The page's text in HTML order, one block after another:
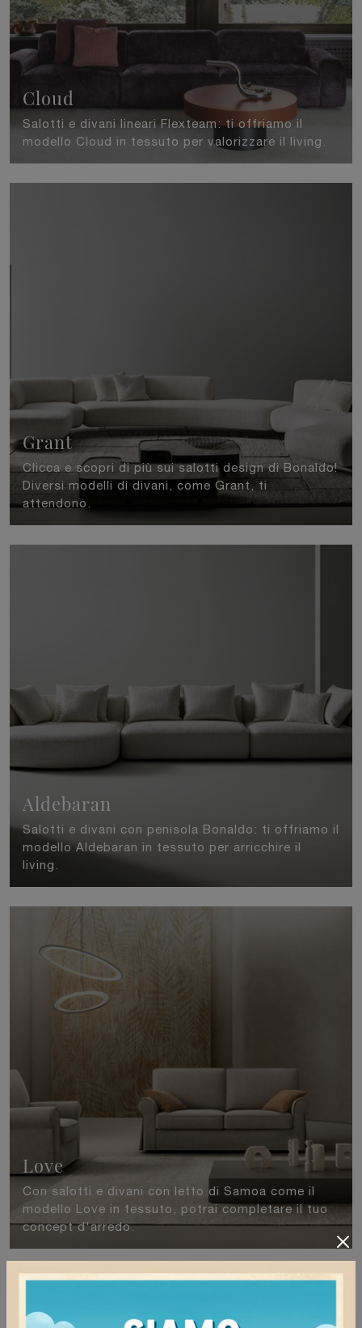
Cloud
Salotti e divani lineari Flexteam: ti offriamo il
modello Cloud in tessuto per valorizzare il living.
Grant
Clicca e scopri di più sui salotti design di Bonaldo!
Diversi modelli di divani, come Grant, ti
attendono.
Aldebaran
Salotti e divani con penisola Bonaldo: ti offriamo il
modello Aldebaran in tessuto per arricchire il
living.
Love
Con salotti e divani con letto di Samoa come il
modello Love in tessuto, potrai completare il tuo
concept d'arredo.